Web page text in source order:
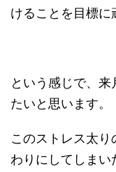
けることを目標に
という感じで、
たいと思います。
このストレス太
わりにしてしまい